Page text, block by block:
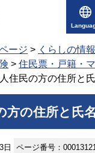
ージ > くらしの情報
> 住民票・戸籍・
住民の方の住所と
方の住所と氏
日 ページ番号：